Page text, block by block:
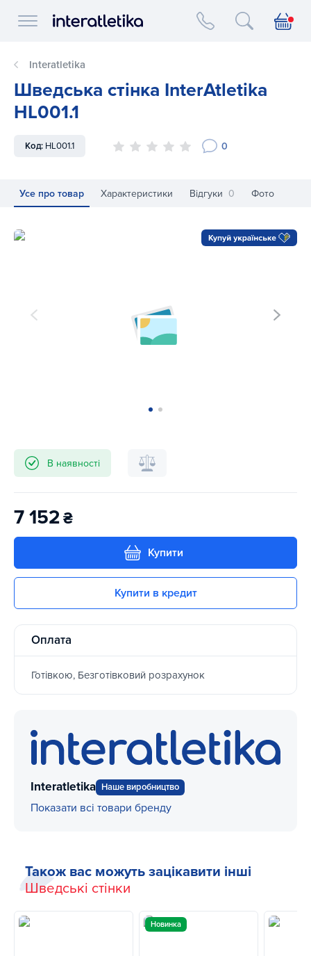
Interatletika logo
Interatletika
Шведська стінка InterAtletika
HL001.1
Код: HL001.1 0
Усе про товар Характеристики Відгуки 0 Фото
Шведська стінка InterAtletika HL001.1
В наявності
7 152₴
Купити
Купити в кредит
Оплата
Готівкою, Безготівковий розрахунок
Interatletika Наше виробництво
Показати всі товари бренду
Також вас можуть зацікавити інші
Шведські стінки
Новинка